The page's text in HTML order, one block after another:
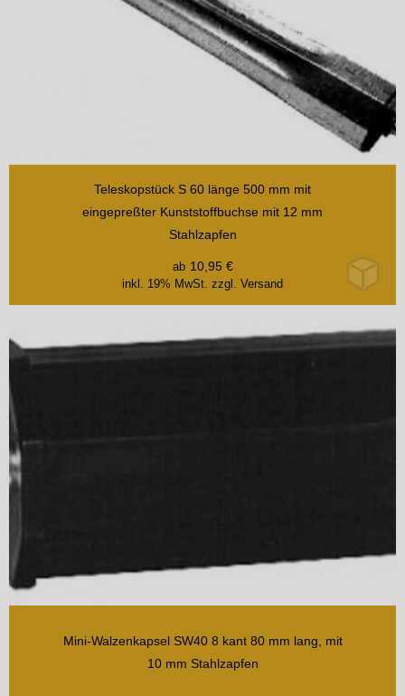
Teleskopstück S 60 länge 500 mm mit
eingepreßter Kunststoffbuchse mit 12 mm
Stahlzapfen
inkl. 19% MwSt. zzgl. Versand
ab 10,95€
Mini-Walzenkapsel SW40 8 kant 80 mm lang, mit
10 mm Stahlzapfen